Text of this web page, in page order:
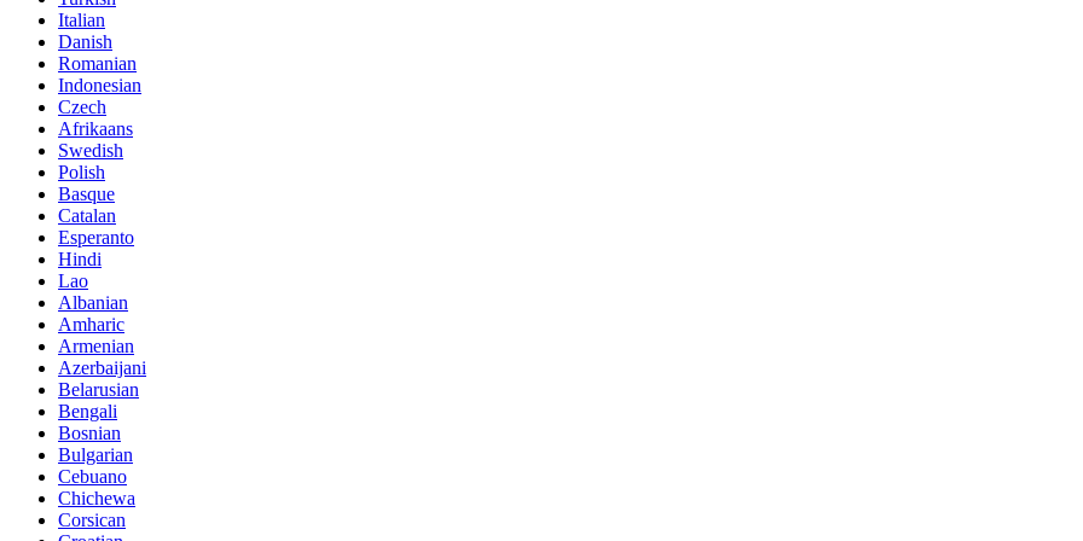
Italian
Danish
Romanian
Indonesian
Czech
Afrikaans
Swedish
Polish
Basque
Catalan
Esperanto
Hindi
Lao
Albanian
Amharic
Armenian
Azerbaijani
Belarusian
Bengali
Bosnian
Bulgarian
Cebuano
Chichewa
Corsican